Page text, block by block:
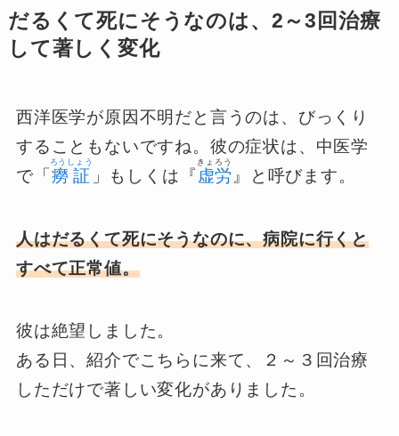
だるくて死にそうなのは、2～3回治療
して著しく変化
西洋医学が原因不明だと言うのは、びっくり
することもないですね。彼の症状は、中医学
で「 癆証
ろうしょう
」もしくは『 虚労
きょろう
』と呼びます。
人はだるくて死にそうなのに、病院に行くと
すべて正常値。
彼は絶望しました。
ある日、紹介でこちらに来て、２～３回治療
しただけで著しい変化がありました。